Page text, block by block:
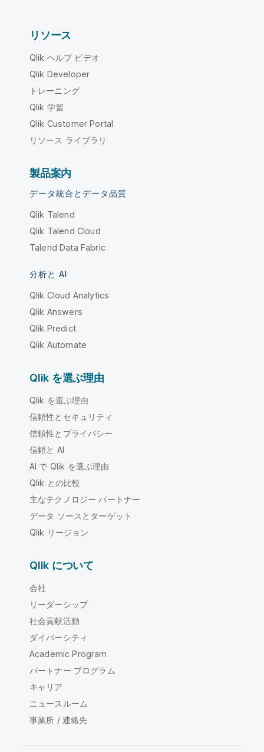
リソース
Qlik ヘルプ ビデオ
Qlik Developer
トレーニング
Qlik 学習
Qlik Customer Portal
リソース ライブラリ
製品案内
データ統合とデータ品質
Qlik Talend
Qlik Talend Cloud
Talend Data Fabric
分析と AI
Qlik Cloud Analytics
Qlik Answers
Qlik Predict
Qlik Automate
Qlik を選ぶ理由
Qlik を選ぶ理由
信頼性とセキュリティ
信頼性とプライバシー
信頼と AI
AI で Qlik を選ぶ理由
Qlik との比較
主なテクノロジー パートナー
データ ソースとターゲット
Qlik リージョン
Qlik について
会社
リーダーシップ
社会貢献活動
ダイバーシティ
Academic Program
パートナー プログラム
キャリア
ニュースルーム
事業所 / 連絡先